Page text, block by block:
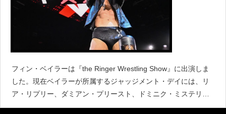
フィン・ベイラーは『the Ringer Wrestling Show』に出演しま
した。現在ベイラーが所属するジャッジメント・デイには、リ
ア・リプリー、ダミアン・プリースト、ドミニク・ミステリオ
がいます。この3人の中で印象に残っているのは誰かという質問